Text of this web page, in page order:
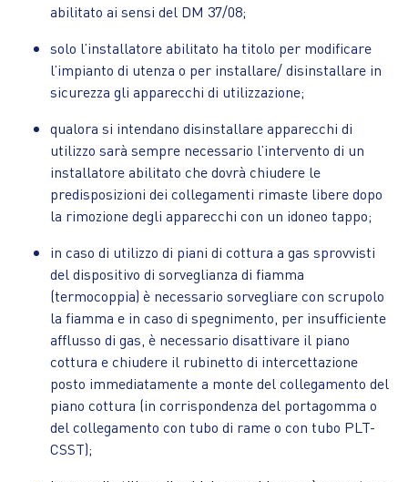
abilitato ai sensi del DM 37/08;
solo l’installatore abilitato ha titolo per modificare
l’impianto di utenza o per installare/ disinstallare in
sicurezza gli apparecchi di utilizzazione;
qualora si intendano disinstallare apparecchi di
utilizzo sarà sempre necessario l’intervento di un
installatore abilitato che dovrà chiudere le
predisposizioni dei collegamenti rimaste libere dopo
la rimozione degli apparecchi con un idoneo tappo;
in caso di utilizzo di piani di cottura a gas sprovvisti
del dispositivo di sorveglianza di fiamma
(termocoppia) è necessario sorvegliare con scrupolo
la fiamma e in caso di spegnimento, per insufficiente
afflusso di gas, è necessario disattivare il piano
cottura e chiudere il rubinetto di intercettazione
posto immediatamente a monte del collegamento del
piano cottura (in corrispondenza del portagomma o
del collegamento con tubo di rame o con tubo PLT-
CSST);